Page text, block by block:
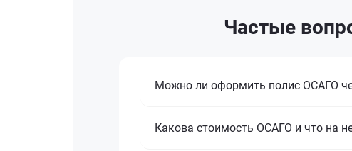
Частые
Можно ли оформить полис ОСАГО
Какова стоимость ОСАГО и что на